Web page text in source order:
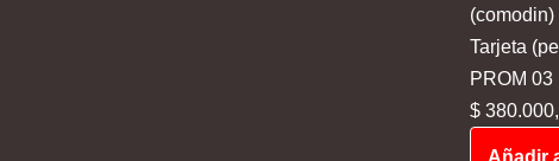
Tarjeta
PROM 03
$
Añadir